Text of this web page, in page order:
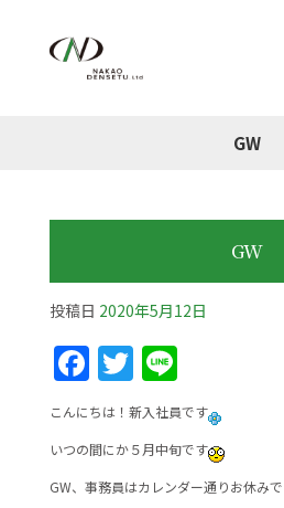
GW
GW
投稿日 2020年5月12日
F
a
c
e
T
w
itt
er
Li
n
e
こんにちは！新入社員です
いつの間にか５月中旬です
GW、事務員はカレンダー通りお休みで